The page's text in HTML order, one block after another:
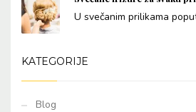
U svečanim prilikama
KATEGORIJE
Blog